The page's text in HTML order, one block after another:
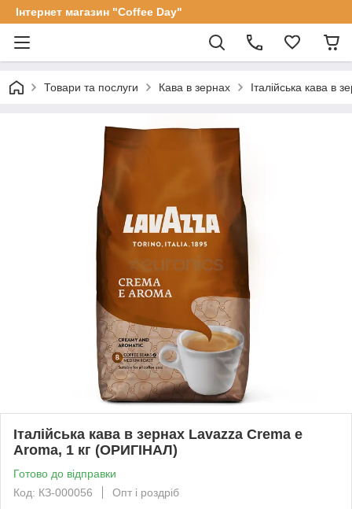
Інтернет магазин "Coffee Day"
Товари та послуги Кава в зернах Італійська кава в
Італійська кава в зернах Lavazza Crema e
Aroma, 1 кг (ОРИГІНАЛ)
Готово до відправки
Код: КЗ-000056
Опт і роздріб